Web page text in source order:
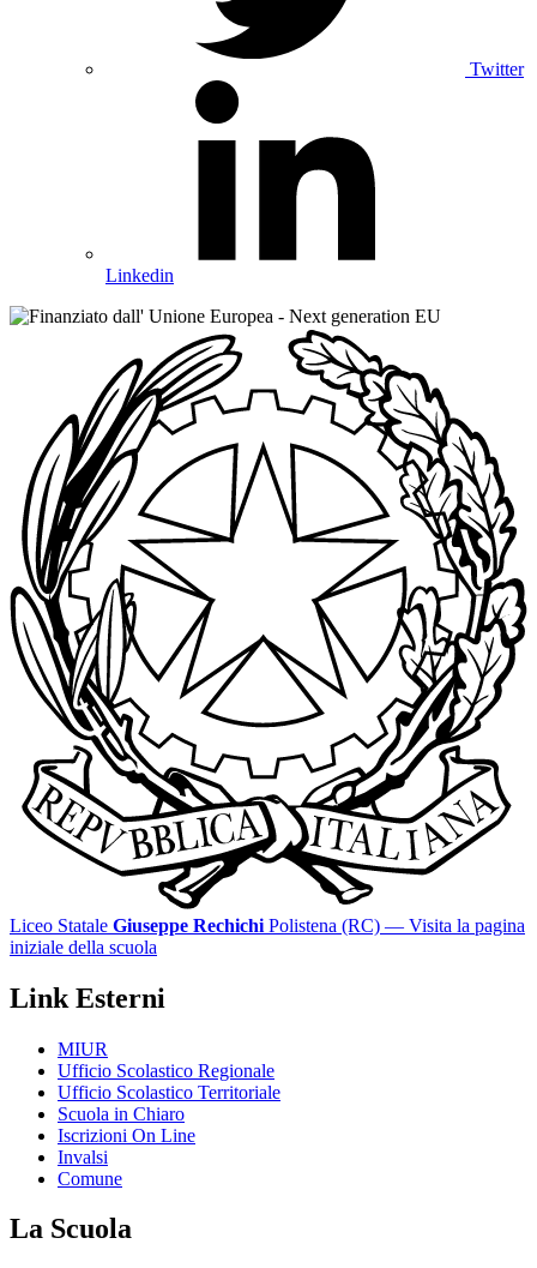
Twitter
Linkedin
Liceo Statale Giuseppe Rechichi Polistena (RC) — Visita la pagina
iniziale della scuola
Link Esterni
MIUR
Ufficio Scolastico Regionale
Ufficio Scolastico Territoriale
Scuola in Chiaro
Iscrizioni On Line
Invalsi
Comune
La Scuola